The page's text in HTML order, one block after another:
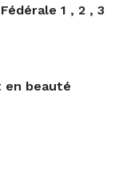
1 , 2 , 3
en beauté